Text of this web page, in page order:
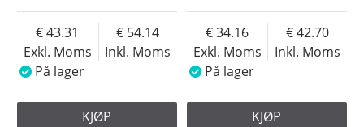
Exkl. Moms
43.31
Inkl. Moms
54.14
På lager
KJØP
Exkl. Moms
34.16
Inkl. Moms
42.70
På lager
KJØP